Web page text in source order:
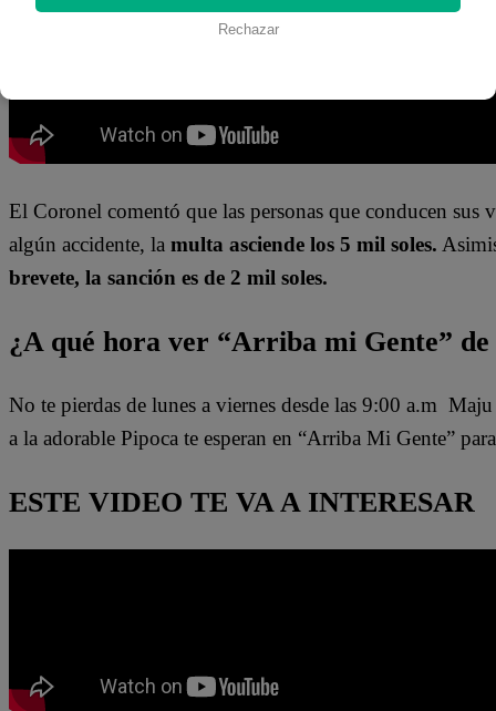
El Coronel comentó que las personas que conducen sus
algún accidente, la multa asciende los 5 mil soles.
brevete, la sanción es de 2 mil soles.
¿A qué hora ver “Arriba mi Gente”
No te pierdas de lunes a viernes desde las 9:00 a.m
a la adorable Pipoca te esperan en “Arriba Mi Gente”
ESTE VIDEO TE VA A INTERESAR
Rechazar